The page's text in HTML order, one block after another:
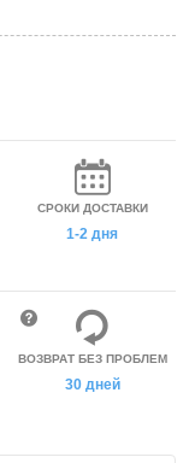
СРОКИ ДОСТАВКИ
1-2 дня
ВОЗВРАТ БЕЗ ПРОБЛЕМ
30 дней